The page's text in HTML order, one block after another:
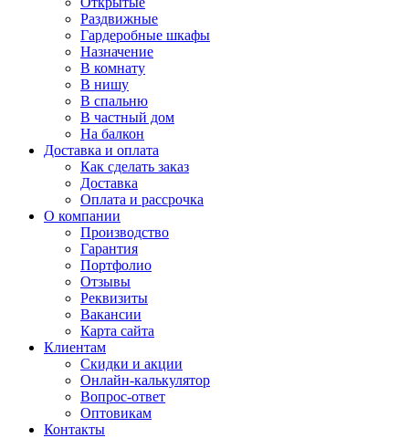
Раздвижные
Гардеробные шкафы
Назначение
В комнату
В нишу
В спальню
В частный дом
На балкон
Доставка и оплата
Как сделать заказ
Доставка
Оплата и рассрочка
О компании
Производство
Гарантия
Портфолио
Отзывы
Реквизиты
Вакансии
Карта сайта
Клиентам
Скидки и акции
Онлайн-калькулятор
Вопрос-ответ
Оптовикам
Контакты